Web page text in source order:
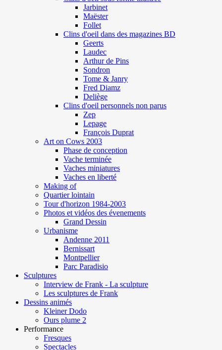
Jarbinet
Maëster
Follet
Clins d'oeil dans des magazines BD
Geerts
Laudec
Arthur de Pins
Sondron
Tome & Janry
Fred Diamz
Deliège
Clins d'oeil personnels non parus
Zep
Lepage
François Duprat
Art on Cows 2003
Phase de conception
Vache terminée
Vaches miniatures
Vaches en liberté
Making of
Quartier lointain
Tour d'horizon 1984-2003
Photos et vidéos des évenements
Grand Dessin
Urbanisme
Andenne 2011
Bernissart
Montpellier
Parc Paradisio
Sculptures
Interview de Frank - La sculpture
Les sculptures de Frank
Dessins animés
Kleiner Dodo
Ours plume 2
Performance
Fresques
Spectacles